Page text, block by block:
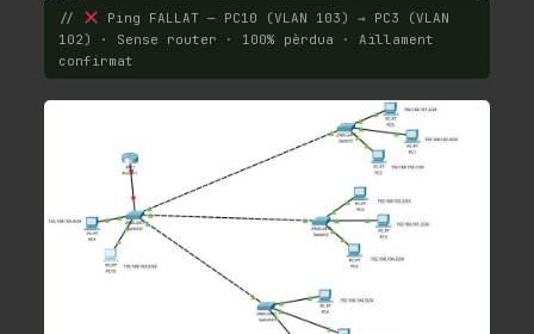
//
Ping FALLAT — PC10 (VLAN 103) → PC3 (VLAN
102) · Sense router · 100% pèrdua · Aïllament
confirmat